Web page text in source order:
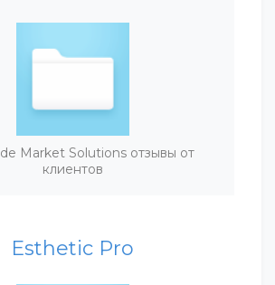
Market Solutions отзывы от
клиентов
Esthetic Pro